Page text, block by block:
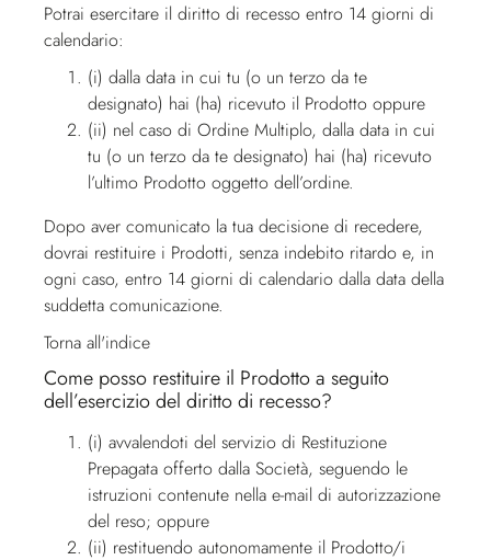
Potrai esercitare il diritto di recesso entro 14 giorni di
calendario:
(i) dalla data in cui tu (o un terzo da te
designato) hai (ha) ricevuto il Prodotto oppure
(ii) nel caso di Ordine Multiplo, dalla data in cui
tu (o un terzo da te designato) hai (ha) ricevuto
l’ultimo Prodotto oggetto dell’ordine.
Dopo aver comunicato la tua decisione di recedere,
dovrai restituire i Prodotti, senza indebito ritardo e, in
ogni caso, entro 14 giorni di calendario dalla data della
suddetta comunicazione.
Torna all'indice
Come posso restituire il Prodotto a seguito
dell’esercizio del diritto di recesso?
(i) avvalendoti del servizio di Restituzione
Prepagata offerto dalla Società, seguendo le
istruzioni contenute nella e-mail di autorizzazione
del reso; oppure
(ii) restituendo autonomamente il Prodotto/i